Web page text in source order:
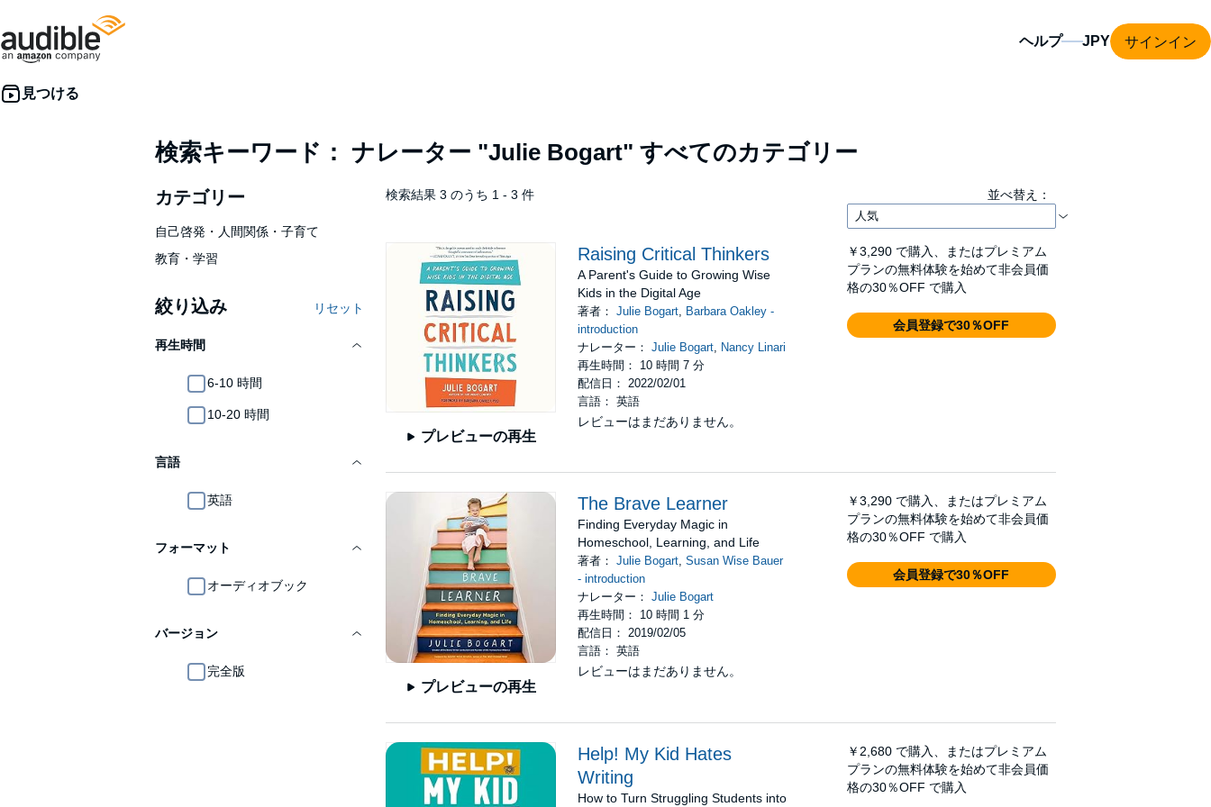
ヘルプ サインイン
検索キーワード： ナレーター "Julie Bogart" すべてのカテゴリー
カテゴリー
自己啓発・人間関係・子育て
教育・学習
絞り込み リセット
再生時間
6-10 時間
10-20 時間
言語
英語
フォーマット
オーディオブック
バージョン
完全版
検索結果 3 のうち 1 - 3 件 並べ替え：
プレビューの再生
Raising Critical Thinkers
A Parent's Guide to Growing Wise
Kids in the Digital Age
著者：Julie Bogart, Barbara Oakley -
introduction
ナレーター：Julie Bogart, Nancy Linari
再生時間： 10 時間 7 分
配信日： 2022/02/01
言語： 英語
レビューはまだありません。
￥3,290 で購入、またはプレミアム
プランの無料体験を始めて非会員価
格の30％OFF で購入
会員登録で30％OFF
プレビューの再生
The Brave Learner
Finding Everyday Magic in
Homeschool, Learning, and Life
著者：Julie Bogart,Susan Wise Bauer
- introduction
ナレーター：Julie Bogart
再生時間： 10 時間 1 分
配信日： 2019/02/05
言語： 英語
レビューはまだありません。
￥3,290 で購入、またはプレミアム
プランの無料体験を始めて非会員価
格の30％OFF で購入
会員登録で30％OFF
Help! My Kid Hates
Writing
How to Turn Struggling Students into
￥2,680 で購入、またはプレミアム
プランの無料体験を始めて非会員価
格の30％OFF で購入